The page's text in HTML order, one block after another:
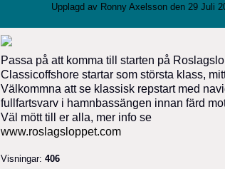
Upplagd av Ronny Axelsson den 29 Juli
Passa på att komma till starten på
Classicoffshore startar som största klass,
Välkommna att se klassisk repstart med
fullfartsvarv i hamnbassängen innan färd
Väl mött till er alla, mer info se
www.roslagsloppet.com
Visningar: 406